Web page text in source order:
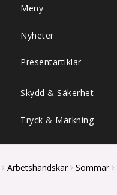
Meny
Nyheter
Presentartiklar
Skydd & Säkerhet
Tryck & Märkning
Arbetshandskar Sommar